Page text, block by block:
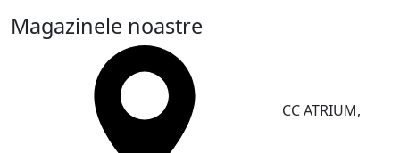
Magazinele noastre
CC ATRIUM,